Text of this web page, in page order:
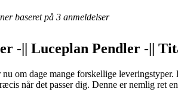
baseret på 3 anmeldelser
-|| Luceplan Pendler -||
om dage mange forskellige
når det passer dig. Denne er nemlig ret